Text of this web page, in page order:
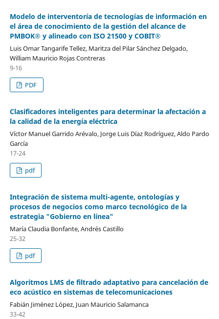
Modelo de interventoría de tecnologías de información en
el área de conocimiento de la gestión del alcance de
PMBOK® y alineado con ISO 21500 y COBIT®
Luis Omar Tangarife Tellez, Maritza del Pilar Sánchez Delgado,
William Mauricio Rojas Contreras
9-16
PDF
Clasificadores inteligentes para determinar la afectación a
la calidad de la energía eléctrica
Víctor Manuel Garrido Arévalo, Jorge Luis Díaz Rodríguez, Aldo Pardo
García
17-24
pdf
Integración de sistema multi-agente, ontologías y
procesos de negocios como marco tecnológico de la
estrategia "Gobierno en línea"
María Claudia Bonfante, Andrés Castillo
25-32
pdf
Algoritmos LMS de filtrado adaptativo para cancelación de
eco acústico en sistemas de telecomunicaciones
Fabián Jiménez López, Juan Mauricio Salamanca
33-42